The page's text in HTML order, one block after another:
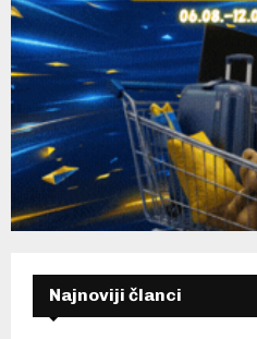
Najnoviji članci